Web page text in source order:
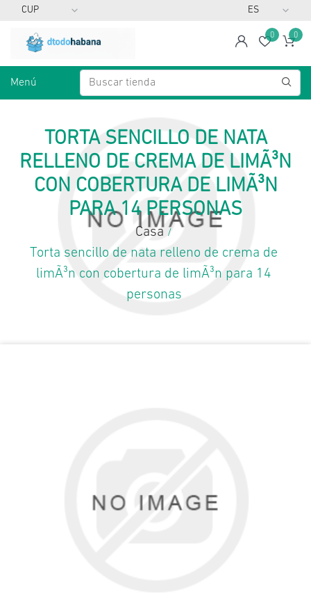
spanLista
0 0
Menú
TORTA SENCILLO DE NATA
RELLENO DE CREMA DE LIMÃ³N
CON COBERTURA DE LIMÃ³N
PARA 14 PERSONAS
Casa /
Torta sencillo de nata relleno de crema de
limÃ³n con cobertura de limÃ³n para 14
personas